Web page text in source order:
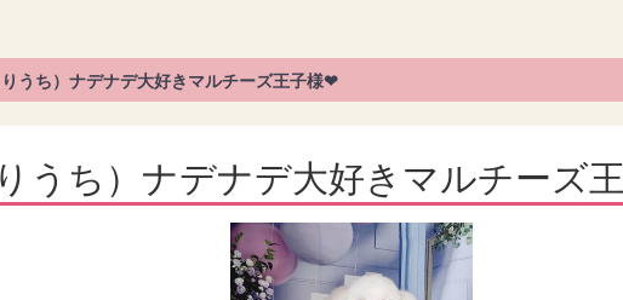
うち）ナデナデ大好きマルチーズ王子様❤
うち）ナデナデ大好きマルチーズ